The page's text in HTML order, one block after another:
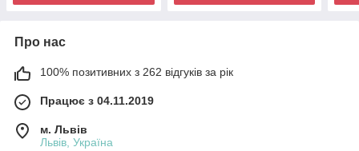
Про нас
100% позитивних з 262 відгуків за рік
Працює з 04.11.2019
м. Львів
Львів, Україна